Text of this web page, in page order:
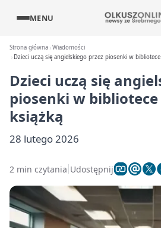
MENU
Strona główna Wiadomości
Dzieci uczą się angielskiego przez piosenki w
Dzieci uczą się
piosenki w bibliotece
książką
28 lutego 2026
2 min czytania Udostępnij